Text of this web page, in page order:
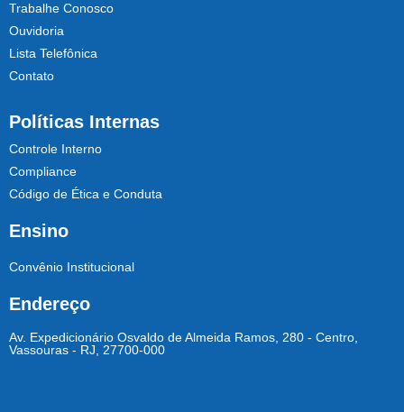
Trabalhe Conosco
Ouvidoria
Lista Telefônica
Contato
Políticas Internas
Controle Interno
Compliance
Código de Ética e Conduta
Ensino
Convênio Institucional
Endereço
Av. Expedicionário Osvaldo de Almeida Ramos, 280 - Centro,
Vassouras - RJ, 27700-000